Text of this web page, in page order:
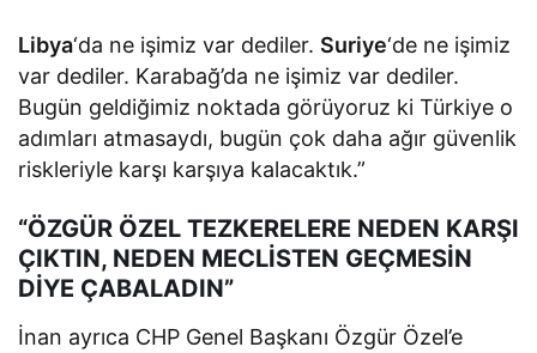
Libya‘da ne işimiz var dediler. Suriye‘de ne işimiz
var dediler. Karabağ’da ne işimiz var dediler.
Bugün geldiğimiz noktada görüyoruz ki Türkiye o
adımları atmasaydı, bugün çok daha ağır güvenlik
riskleriyle karşı karşıya kalacaktık.”
“ÖZGÜR ÖZEL TEZKERELERE NEDEN KARŞI
ÇIKTIN, NEDEN MECLİSTEN GEÇMESİN
DİYE ÇABALADIN”
İnan ayrıca CHP Genel Başkanı Özgür Özel’e